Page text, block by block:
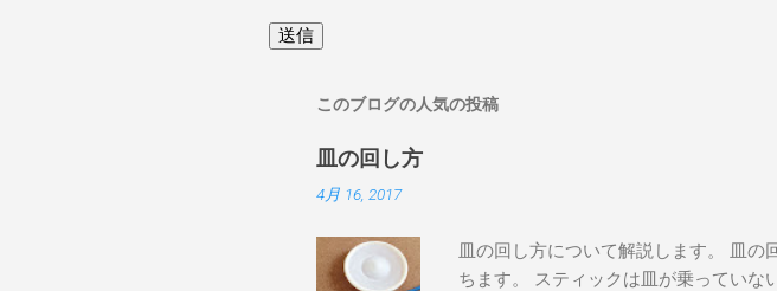
このブログの人気の投稿
皿の回し方
4月 16, 2017
皿の回し方について解説します。 皿
ちます。 スティックは皿が乗っていな